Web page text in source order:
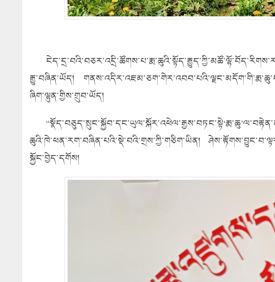
རྒྱུ་བཞིན་ཡོད།
ཞིག་ལྷུན་གྱིས་གྲུབ་ཡོད།
ཆུའི་ཁེ་ཕན་རག་བཞིན་པའི་སྡེ་བའི་གྲས་ཀྱི་གཅིག་ཡིན།
སྐྱོང་བྱེད་དགོས།